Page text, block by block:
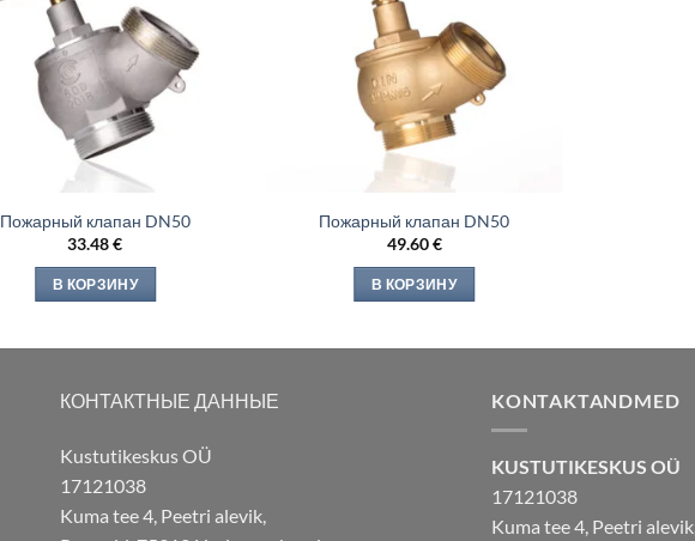
Пожарный клапан DN50
33.48€
В КОРЗИНУ
Пожарный клапан DN50
49.60€
В КОРЗИНУ
КОНТАКТНЫЕ ДАННЫЕ
Kustutikeskus OÜ
17121038
Kuma tee 4, Peetri alevik,
KONTAKTANDMED
KUSTUTIKESKUS OÜ
17121038
Kuma tee 4, Peetri alevik,